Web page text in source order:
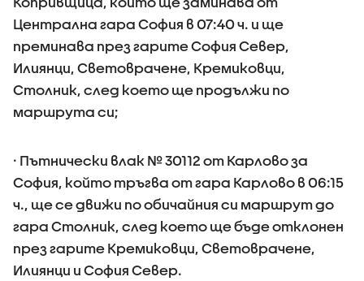
Централна гара София в 07:40 ч. и ще
преминава през гарите София Север,
Илиянци, Световрачене, Кремиковци,
Столник, след което ще продължи по
маршрута си;
· Пътнически влак № 30112 от Карлово за
София, който тръгва от гара Карлово в 06:15
ч., ще се движи по обичайния си маршрут до
гара Столник, след което ще бъде отклонен
през гарите Кремиковци, Световрачене,
Илиянци и София Север.